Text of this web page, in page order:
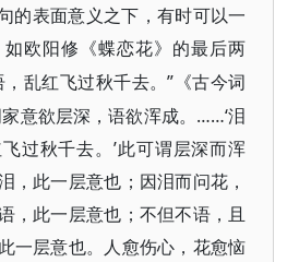
的表面意义之下，有时可以一
欧阳修《蝶恋花》的最后两
乱红飞过秋千去。”《古今词
意欲层深，语欲浑成。……‘泪
过秋千去。’此可谓层深而浑
，此一层意也；因泪而问花，
，此一层意也；不但不语，且
一层意也。人愈伤心，花愈恼